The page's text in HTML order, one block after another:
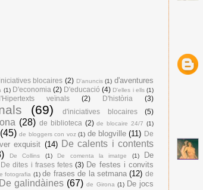
blocaires (2) D'anuncis (1) d'aventures
(1) D'economia (2) D'educació (4) D'elles i ells (1)
veïnals (2) D'història (3)
(69) d'iniciatives blocaires
(5)
(28) de biblioteca (2) de blocaire 24/7 (1)
(45) de bloggers con voz (1) de blogville (11) De
exquisit (14)
De calents i contents
De Collins (1) De comenta la imatge (1)
De
De dites i frases fetes (3) De festes i convits
fotografia (1) de frases de la setmana (12) de
De galindàines (67) de Girona (1) De jocs